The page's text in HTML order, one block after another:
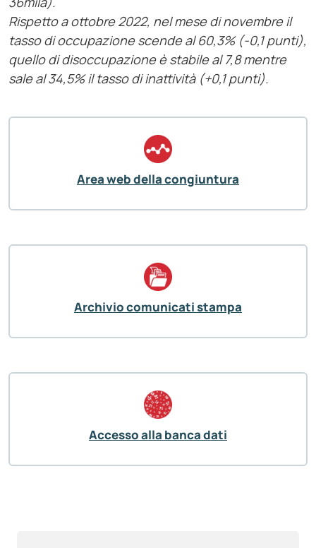
Rispetto a ottobre 2022, nel mese di novembre il
tasso di occupazione scende al 60,3% (-0,1 punti),
quello di disoccupazione è stabile al 7,8 mentre
sale al 34,5% il tasso di inattività (+0,1 punti).
Area web della congiuntura
Archivio comunicati stampa
Accesso alla banca dati